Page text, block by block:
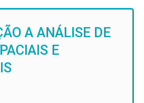
A ANÁLISE DE
E